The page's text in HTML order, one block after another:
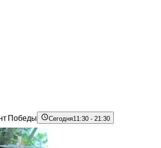
Победы Сегодня11:30 - 21:30